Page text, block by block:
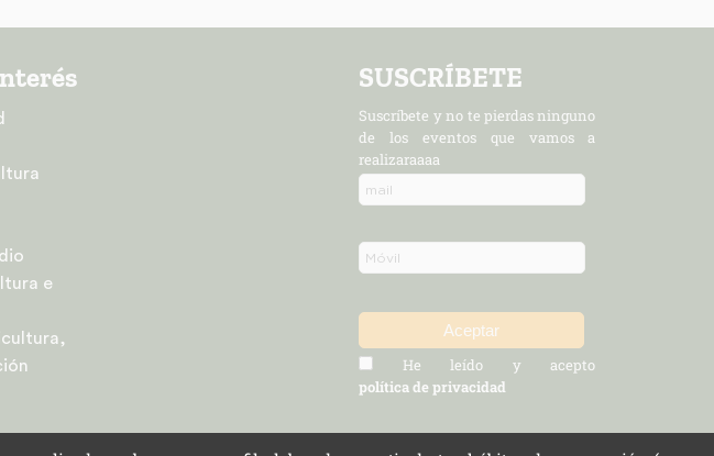
e
SUSCRÍBETE
Suscríbete y no te pierdas ninguno
de los eventos que vamos a
realizaraaaa
He leído y acepto
política de privacidad